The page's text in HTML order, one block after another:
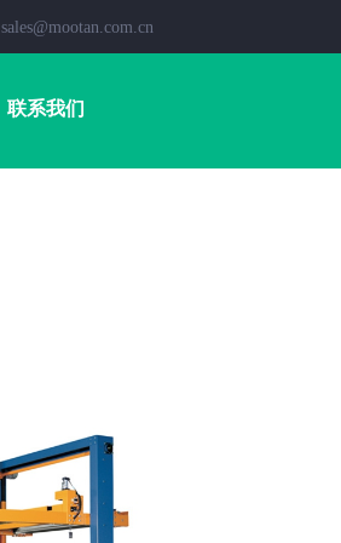
sales@mootan.com.cn
联系我们